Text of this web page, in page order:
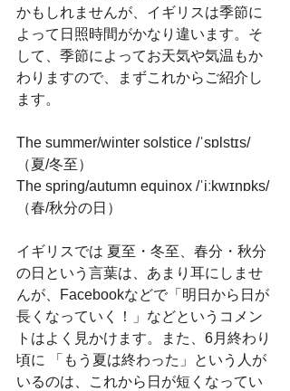
かもしれませんが、イギリスは季節に
よって日照時間がかなり違います。そ
して、季節によってお天気や気温もか
わりますので、まずこれからご紹介し
ます。
The summer/winter solstice /ˈsɒlstɪs/
（夏/冬至）
The spring/autumn equinox /ˈiːkwɪnɒks/
（春/秋分の日）
イギリスでは 夏至・冬至、春分・秋分
の日という言葉は、あまり耳にしませ
んが、Facebookなどで「明日から日が
長くなっていく！」などというコメン
トはよく見かけます。また、6月終わり
頃に 「もう夏は終わった」という人が
いるのは、これから日が短くなってい